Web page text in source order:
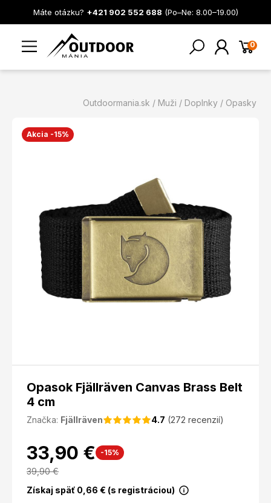
Máte otázku? +421 902 552 688 (Po–Ne: 8.00–19.00)
0
Outdoormania.sk Muži Doplnky Opasky
Akcia -15%
Opasok Fjällräven Canvas Brass Belt
4 cm
Značka: Fjällräven 4.7 (272 recenzií)
33,90 € -15%
39,90€
Získaj späť 0,66 € (s registráciou)